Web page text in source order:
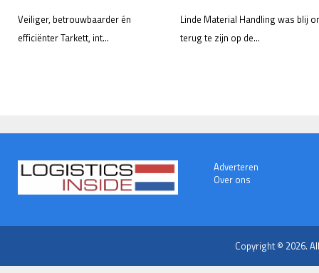
Veiliger, betrouwbaarder én
efficiënter Tarkett, int...
Linde Material Handling was blij
terug te zijn op de...
Adverteren
Over ons
Copyright © 2026.